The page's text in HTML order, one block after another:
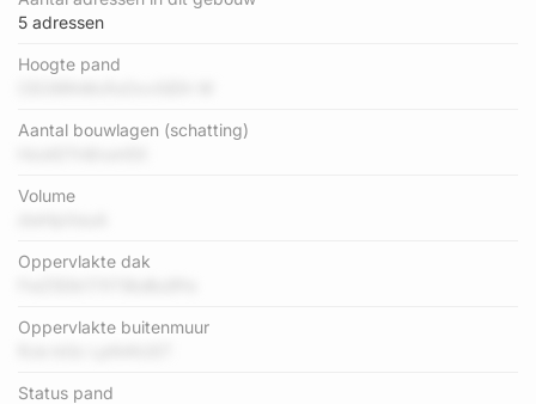
5 adressen
Hoogte pand
Aantal bouwlagen (schatting)
Volume
Oppervlakte dak
Oppervlakte buitenmuur
Status pand